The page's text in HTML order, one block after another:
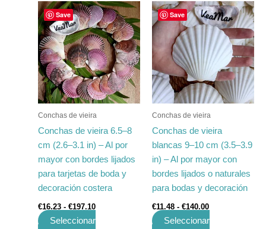
Save
Conchas de vieira
Conchas de vieira 6.5–8
cm (2.6–3.1 in) – Al por
mayor con bordes lijados
para tarjetas de boda y
decoración costera
€16.23 - €197.10
Rango
de
precios:
desde
€16.23
hasta
€197.10
Seleccionar
Este
producto
tiene
múltiples
variantes.
Las
opciones
elegir
en
la
página
de
producto
Save
Conchas de vieira
Conchas de vieira
blancas 9–10 cm (3.5–3.9
in) – Al por mayor con
bordes lijados o naturales
para bodas y decoración
€11.48 - €140.00
Rango
de
precios:
desde
€11.48
hasta
€140.00
Seleccionar
Este
producto
tiene
múltiples
variantes.
Las
opciones
elegir
en
la
página
de
producto